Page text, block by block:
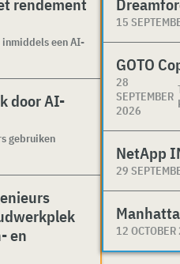
een AI-
door AI-
gebruiken
en
15
GOTO
28
SEPTEMBER
2026
NetApp
29
12